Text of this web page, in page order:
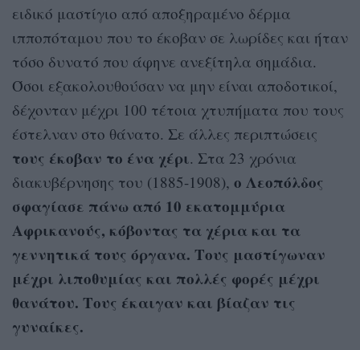
ειδικό μαστίγιο από αποξηραμένο δέρμα
ιπποπόταμου που το έκοβαν σε λωρίδες και ήταν
τόσο δυνατό που άφηνε ανεξίτηλα σημάδια.
Όσοι εξακολουθούσαν να μην είναι αποδοτικοί,
δέχονταν μέχρι 100 τέτοια χτυπήματα που τους
έστελναν στο θάνατο. Σε άλλες περιπτώσεις
τους έκοβαν το ένα χέρι. Στα 23 χρόνια
διακυβέρνησης του (1885-1908), ο Λεοπόλδος
σφαγίασε πάνω από 10 εκατομμύρια
Αφρικανούς, κόβοντας τα χέρια και τα
γεννητικά τους όργανα. Τους μαστίγωναν
μέχρι λιποθυμίας και πολλές φορές μέχρι
θανάτου. Τους έκαιγαν και βίαζαν τις
γυναίκες.